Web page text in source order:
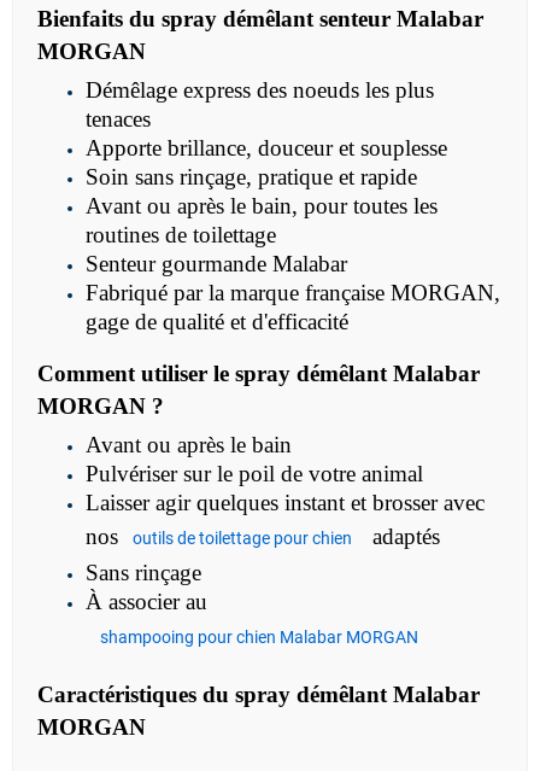
Bienfaits du spray démêlant senteur Malabar
MORGAN
Démêlage express des noeuds les plus
tenaces
Apporte brillance, douceur et souplesse
Soin sans rinçage, pratique et rapide
Avant ou après le bain, pour toutes les
routines de toilettage
Senteur gourmande Malabar
Fabriqué par la marque française MORGAN,
gage de qualité et d'efficacité
Comment utiliser le spray démêlant Malabar
MORGAN ?
Avant ou après le bain
Pulvériser sur le poil de votre animal
Laisser agir quelques instant et brosser avec
nos
outils de toilettage pour chien
adaptés
Sans rinçage
À associer au
shampooing pour chien Malabar MORGAN
Caractéristiques du spray démêlant Malabar
MORGAN